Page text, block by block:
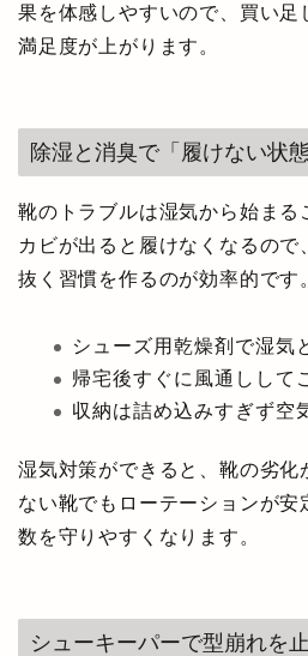
果を体感しやすいので、買い足
満足度が上がります。
除湿と消臭で「履けない状
靴のトラブルは湿気から始まる
カビが出ると履けなくなるので
抜く習慣を作るのが効率的です
シューズ用乾燥剤で湿気
帰宅後すぐに風通しして
収納は詰め込みすぎず空
湿気対策ができると、靴の劣化
ない靴でもローテーションが安
数を守りやすくなります。
シューキーパーで型崩れを